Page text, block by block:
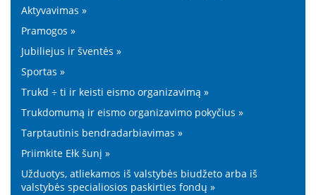
Aktyvavimas »
Pramogos »
Jubiliejus ir šventės »
Sportas »
Trukd ÷ ti ir keisti eismo organizavimą »
Trukdomumą ir eismo organizavimo pokyčius »
Tarptautinis bendradarbiavimas »
Priimkite Ełk šunį »
Užduotys, atliekamos iš valstybės biudžeto arba iš
valstybės specialiosios paskirties fondų »